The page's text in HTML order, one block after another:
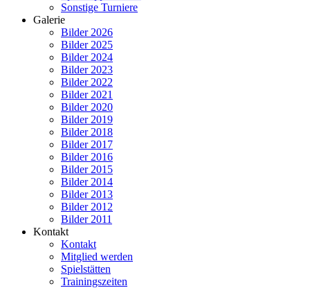
Sonstige Turniere
Galerie
Bilder 2026
Bilder 2025
Bilder 2024
Bilder 2023
Bilder 2022
Bilder 2021
Bilder 2020
Bilder 2019
Bilder 2018
Bilder 2017
Bilder 2016
Bilder 2015
Bilder 2014
Bilder 2013
Bilder 2012
Bilder 2011
Kontakt
Kontakt
Mitglied werden
Spielstätten
Trainingszeiten